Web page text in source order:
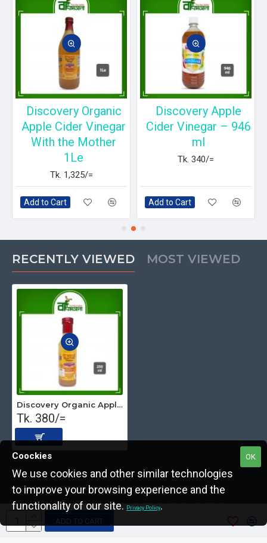
ADD TO CART
Discovery Organic
Apple Cider Vinegar
With the Mother
1Le
Tk. 1,325/=
Add to Cart
Discovery Apple
Cider Vinegar – 946
ml
Tk. 340/=
Add to Cart
RECENTLY VIEWED MOST VIEWED
Discovery Organic Apple Cider Vinegar With the Mother 250ml
Tk. 380/=
Copyright © 2022, The Nut Seller, All Rights Reserved.
OK
Coockies
We use cookies and other similar technologies
to improve your browsing experience and the
functionality of our site. Privacy Policy.